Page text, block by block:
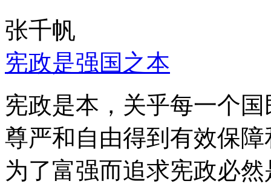
张千帆
宪政是强国之本
宪政是本，关乎每一个
尊严和自由得到有效保
为了富强而追求宪政必